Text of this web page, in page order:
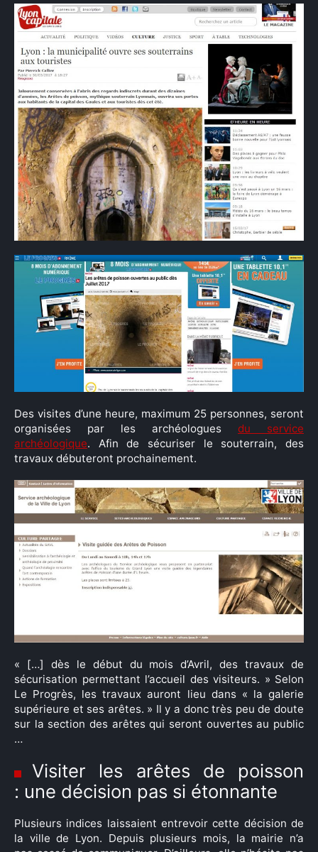
Des visites d’une heure, maximum 25 personnes, seront
organisées par les archéologues du service
archéologique. Afin de sécuriser le souterrain, des
travaux débuteront prochainement.
« […] dès le début du mois d’Avril, des travaux de
sécurisation permettant l’accueil des visiteurs. » Selon
Le Progrès, les travaux auront lieu dans « la galerie
supérieure et ses arêtes. » Il y a donc très peu de doute
sur la section des arêtes qui seront ouvertes au public
…
Visiter les arêtes de poisson
: une décision pas si étonnante
Plusieurs indices laissaient entrevoir cette décision de
la ville de Lyon. Depuis plusieurs mois, la mairie n’a
×